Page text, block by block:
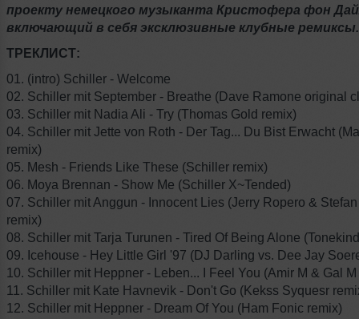
проекту немецкого музыканта Кристофера фон
включающий в себя эксклюзивные клубные ремиксы.
ТРЕКЛИСТ:
01. (intro) Schiller - Welcome
02. Schiller mit September - Breathe (Dave Ramone original
03. Schiller mit Nadia Ali - Try (Thomas Gold remix)
04. Schiller mit Jette von Roth - Der Tag... Du Bist Erwacht
remix)
05. Mesh - Friends Like These (Schiller remix)
06. Moya Brennan - Show Me (Schiller X~Tended)
07. Schiller mit Anggun - Innocent Lies (Jerry Ropero &
remix)
08. Schiller mit Tarja Turunen - Tired Of Being Alone
09. Icehouse - Hey Little Girl '97 (DJ Darling vs. Dee Jay
10. Schiller mit Heppner - Leben... I Feel You (Amir M & Gal
11. Schiller mit Kate Havnevik - Don't Go (Kekss Syquesr
12. Schiller mit Heppner - Dream Of You (Ham Fonic remix)